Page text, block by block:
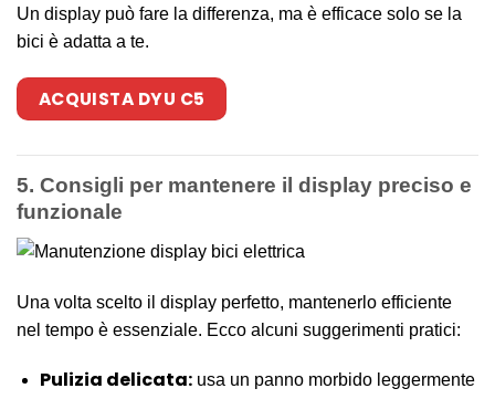
Un display può fare la differenza, ma è efficace solo se la
bici è adatta a te.
ACQUISTA DYU C5
5. Consigli per mantenere il display preciso e
funzionale
Una volta scelto il display perfetto, mantenerlo efficiente
nel tempo è essenziale. Ecco alcuni suggerimenti pratici:
Pulizia delicata:usa un panno morbido leggermente